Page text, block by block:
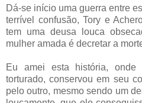
Dá-se início uma guerra entre
terrível confusão, Tory e
tem uma deusa louca
mulher amada é decretar a
Eu amei esta história,
torturado, conservou em seu
pelo outro, mesmo sendo um